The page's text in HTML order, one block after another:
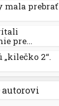
mala prebrať
pre...
2“.
autorovi